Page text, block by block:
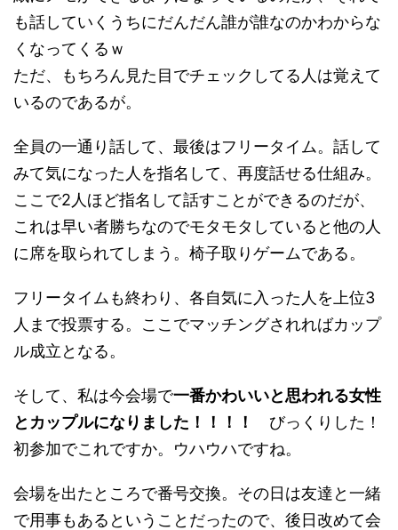
も話していくうちにだんだん誰が誰なのかわからな
くなってくるｗ
ただ、もちろん見た目でチェックしてる人は覚えて
いるのであるが。
全員の一通り話して、最後はフリータイム。話して
みて気になった人を指名して、再度話せる仕組み。
ここで2人ほど指名して話すことができるのだが、
これは早い者勝ちなのでモタモタしていると他の人
に席を取られてしまう。椅子取りゲームである。
フリータイムも終わり、各自気に入った人を上位3
人まで投票する。ここでマッチングされればカップ
ル成立となる。
そして、私は今会場で一番かわいいと思われる女性
とカップルになりました！！！！
びっくりした！
初参加でこれですか。ウハウハですね。
会場を出たところで番号交換。その日は友達と一緒
で用事もあるということだったので、後日改めて会